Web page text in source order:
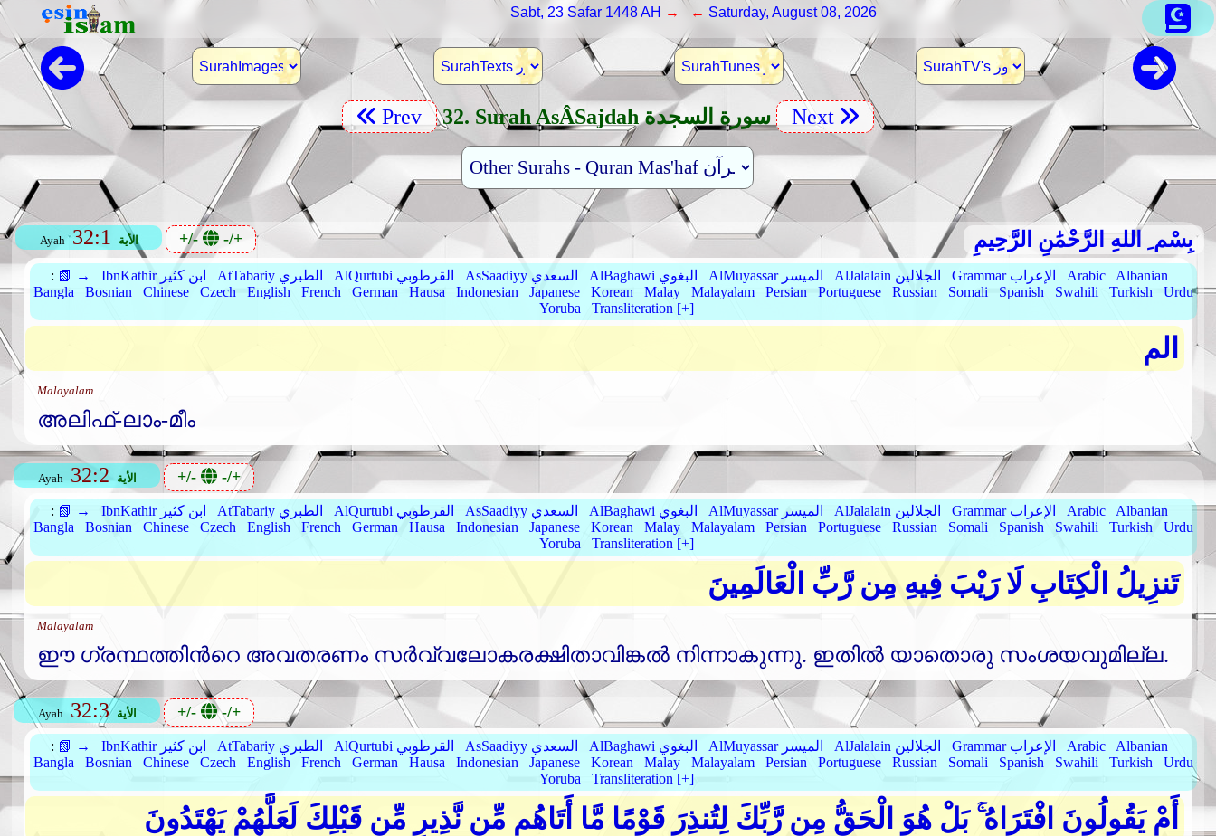
Sabt, 23 Safar 1448 AH → ← Saturday, August 08, 2026
Prev 32. Surah AsÂ­Sajdah سورة السجدة Next
Ayah 32:1 الأية +/- -/+ بِسْم ِ اللهِ الرَّحْمَٰنِ الرَّحِيمِ
: 📗 → IbnKathir ابن كثير AtTabariy الطبري AlQurtubi القرطوبي AsSaadiyy السعدي AlBaghawi البغوي AlMuyassar الميسر AlJalalain الجلالين Grammar الإعراب Arabic
Albanian
Bangla
Bosnian Chinese Czech English French German Hausa Indonesian Japanese Korean Malay Malayalam Persian Portuguese Russian Somali Spanish Swahili Turkish
Urdu
Yoruba
Transliteration [+]
الم
Malayalam
അലിഫ്‌-ലാം-മീം
Ayah 32:2 الأية +/- -/+
: 📗 → IbnKathir ابن كثير AtTabariy الطبري AlQurtubi القرطوبي AsSaadiyy السعدي AlBaghawi البغوي AlMuyassar الميسر AlJalalain الجلالين Grammar الإعراب Arabic
Albanian
Bangla
Bosnian Chinese Czech English French German Hausa Indonesian Japanese Korean Malay Malayalam Persian Portuguese Russian Somali Spanish Swahili Turkish
Urdu
Yoruba
Transliteration [+]
تَنزِيلُ الْكِتَابِ لَا رَيْبَ فِيهِ مِن رَّبِّ الْعَالَمِينَ
Malayalam
ഈ ഗ്രന്ഥത്തിന്‍റെ അവതരണം സര്‍വ്വലോകരക്ഷിതാവിങ്കല്‍ നിന്നാകുന്നു. ഇതില്‍ യാതൊരു സംശയവുമില്ല.
Ayah 32:3 الأية +/- -/+
: 📗 → IbnKathir ابن كثير AtTabariy الطبري AlQurtubi القرطوبي AsSaadiyy السعدي AlBaghawi البغوي AlMuyassar الميسر AlJalalain الجلالين Grammar الإعراب Arabic
Albanian
Bangla
Bosnian Chinese Czech English French German Hausa Indonesian Japanese Korean Malay Malayalam Persian Portuguese Russian Somali Spanish Swahili Turkish
Urdu
Yoruba
Transliteration [+]
أَمْ يَقُولُونَ افْتَرَاهُ ۚ بَلْ هُوَ الْحَقُّ مِن رَّبِّكَ لِتُنذِرَ قَوْمًا مَّا أَتَاهُم مِّن نَّذِيرٍ مِّن قَبْلِكَ لَعَلَّهُمْ يَهْتَدُونَ